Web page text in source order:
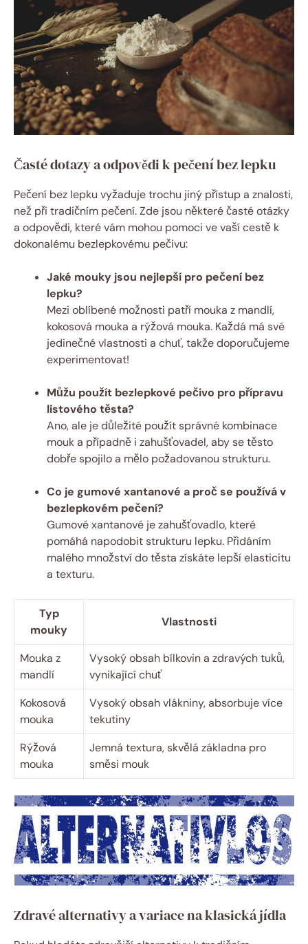
Časté dotazy a odpovědi k pečení bez lepku
Pečení bez lepku vyžaduje trochu jiný přístup a znalosti,
než při tradičním pečení. Zde jsou některé časté otázky
a odpovědi, které vám mohou pomoci ve vaší cestě k
dokonalému bezlepkovému pečivu:
Jaké mouky jsou nejlepší pro pečení bez
lepku?
Mezi oblíbené možnosti patří mouka z mandlí,
kokosová mouka a rýžová mouka. Každá má své
jedinečné vlastnosti a chuť, takže doporučujeme
experimentovat!
Můžu použít bezlepkové pečivo pro přípravu
listového těsta?
Ano, ale je důležité použít správné kombinace
mouk a případně i zahušťovadel, aby se těsto
dobře spojilo a mělo požadovanou strukturu.
Co je gumové xantanové a proč se používá v
bezlepkovém pečení?
Gumové xantanové je zahušťovadlo, které
pomáhá napodobit strukturu lepku. Přidáním
malého množství do těsta získáte lepší elasticitu
a texturu.
Typ
mouky
Vlastnosti
Mouka z
mandlí
Vysoký obsah bílkovin a zdravých tuků,
vynikající chuť
Kokosová
mouka
Vysoký obsah vlákniny, absorbuje více
tekutiny
Rýžová
mouka
Jemná textura, skvělá základna pro
směsi mouk
Zdravé alternativy a variace na klasická jídla